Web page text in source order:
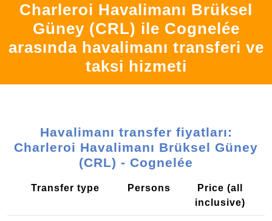
Charleroi Havalimanı Brüksel
Güney (CRL) ile Cognelée
arasında havalimanı transferi ve
taksi hizmeti
Havalimanı transfer fiyatları:
Charleroi Havalimanı Brüksel Güney
(CRL) - Cognelée
Transfer type Persons
Price (all
inclusive)